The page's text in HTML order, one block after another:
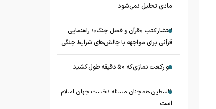
مادی تحلیل نمی‌شود
انتشار کتاب «قرآن و فصل جنگ»؛ راهنمایی
قرآنی برای مواجهه با چالش‌های شرایط جنگی
دو رکعت نمازی که ۵۰ دقیقه طول کشید
فلسطین همچنان مسئله نخست جهان اسلام
است